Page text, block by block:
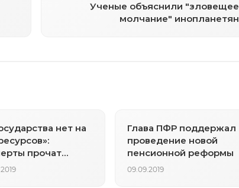
Ученые объяснили "зловещее
молчание" инопланетян
нет на
прочат
новой
Глава ПФР поддержал
проведение новой
пенсионной реформы
09.09.2019